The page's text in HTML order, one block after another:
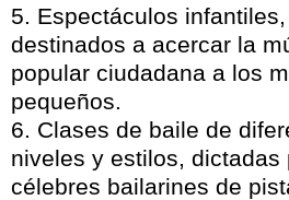
5. Espectáculos infantiles,
destinados a acercar la
popular ciudadana a los
pequeños.
6. Clases de baile de
niveles y estilos, dictadas
célebres bailarines de